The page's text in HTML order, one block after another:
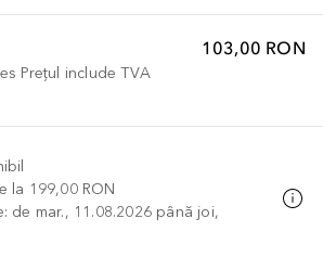
103,00 RON
Prețul include TVA
la 199,00 RON
de mar., 11.08.2026 până joi,